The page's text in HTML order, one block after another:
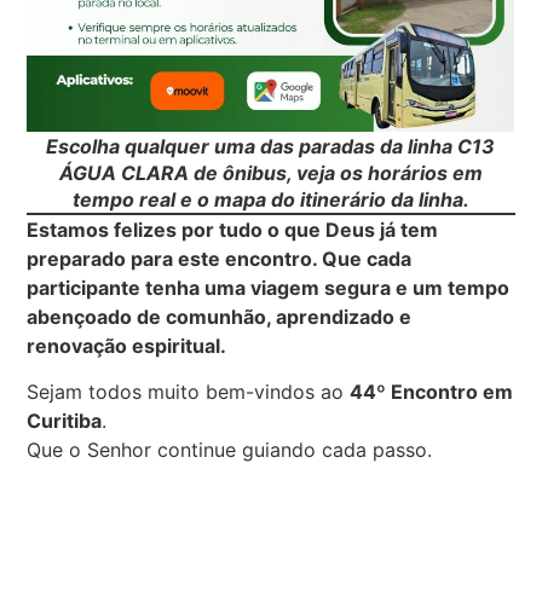
Escolha qualquer uma das paradas da linha C13
ÁGUA CLARA de ônibus, veja os horários em
tempo real e o mapa do itinerário da linha.
Estamos felizes por tudo o que Deus já tem
preparado para este encontro. Que cada
participante tenha uma viagem segura e um tempo
abençoado de comunhão, aprendizado e
renovação espiritual.
Sejam todos muito bem-vindos ao44º Encontro em
Curitiba.
Que o Senhor continue guiando cada passo.